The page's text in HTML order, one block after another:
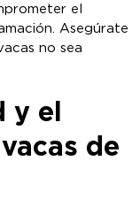
el
Asegúrate
no sea
y el
de